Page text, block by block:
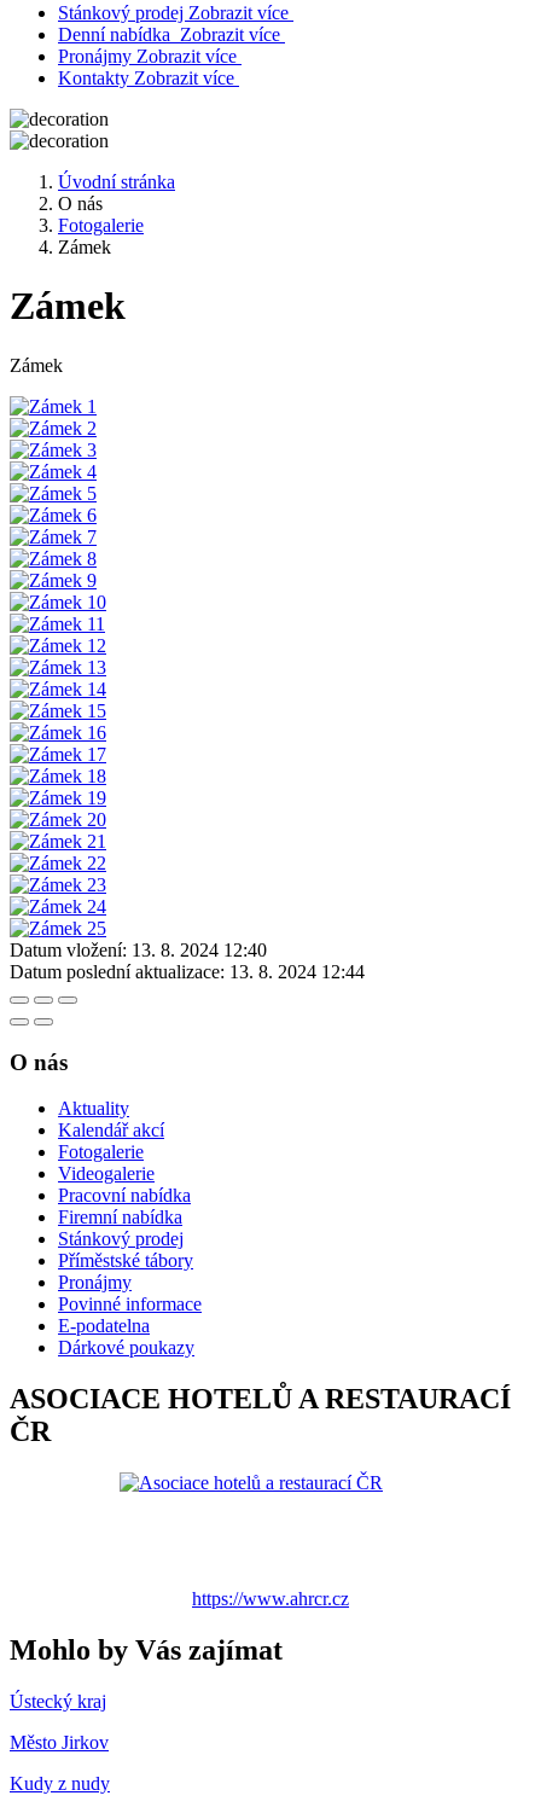
Stánkový prodej Zobrazit více
Denní nabídka Zobrazit více
Pronájmy Zobrazit více
Kontakty Zobrazit více
Úvodní stránka
O nás
Fotogalerie
Zámek
Zámek
Zámek
Datum vložení: 13. 8. 2024 12:40
Datum poslední aktualizace: 13. 8. 2024 12:44
O nás
Aktuality
Kalendář akcí
Fotogalerie
Videogalerie
Pracovní nabídka
Firemní nabídka
Stánkový prodej
Příměstské tábory
Pronájmy
Povinné informace
E-podatelna
Dárkové poukazy
ASOCIACE HOTELŮ A RESTAURACÍ
ČR
https://www.ahrcr.cz
Mohlo by Vás zajímat
Ústecký kraj
Město Jirkov
Kudy z nudy